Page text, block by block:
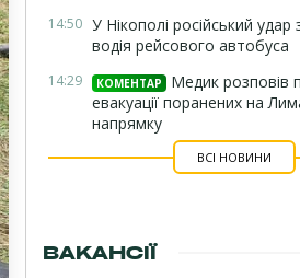
14:50 У Нікополі російський
водія рейсового автобуса
14:29 КОМЕНТАР
Медик розповів
евакуації поранених на
напрямку
ВСІ НОВИНИ
ВАКАНСІЇ